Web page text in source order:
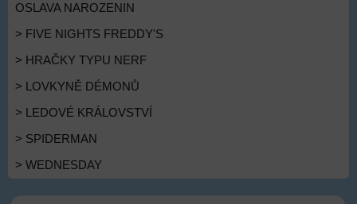
OSLAVA NAROZENIN
> FIVE NIGHTS FREDDY'S
> HRAČKY TYPU NERF
> LOVKYNĚ DÉMONŮ
> LEDOVÉ KRÁLOVSTVÍ
> SPIDERMAN
> WEDNESDAY